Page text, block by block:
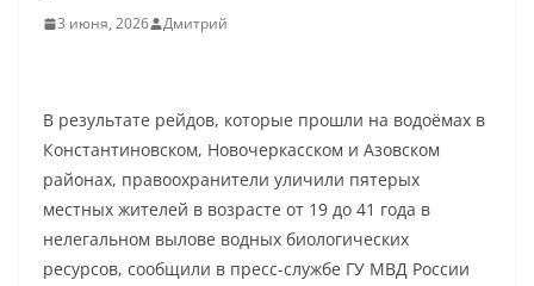
3 июня, 2026 Дмитрий
В результате рейдов, которые прошли на водоёмах в
Константиновском, Новочеркасском и Азовском
районах, правоохранители уличили пятерых
местных жителей в возрасте от 19 до 41 года в
нелегальном вылове водных биологических
ресурсов, сообщили в пресс-службе ГУ МВД России